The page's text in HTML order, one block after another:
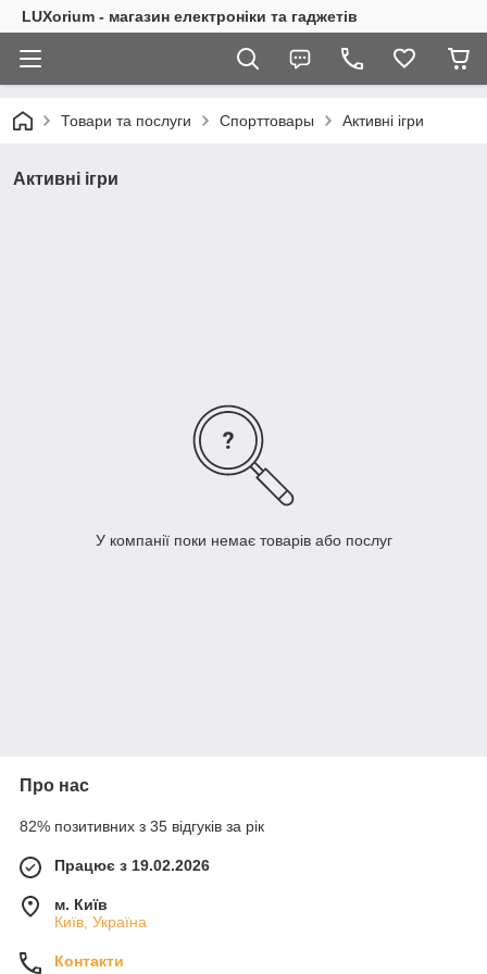
LUXorium - магазин електроніки та гаджетів
Товари та послуги Спорттовары Активні ігри
Активні ігри
У компанії поки немає товарів або послуг
Про нас
82% позитивних з 35 відгуків за рік
Працює з 19.02.2026
м. Київ
Київ, Україна
Контакти